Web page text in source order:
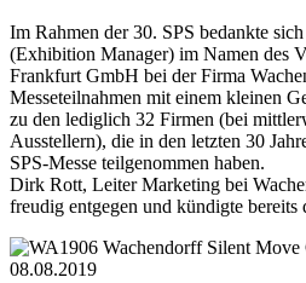
Im Rahmen der 30. SPS bedankte
(Exhibition Manager) im Namen des
Frankfurt GmbH bei der Firma
Messeteilnahmen mit einem kleinen
zu den lediglich 32 Firmen (bei
Ausstellern), die in den letzten 30
SPS-Messe teilgenommen haben.
Dirk Rott, Leiter Marketing bei
freudig entgegen und kündigte
08.08.2019